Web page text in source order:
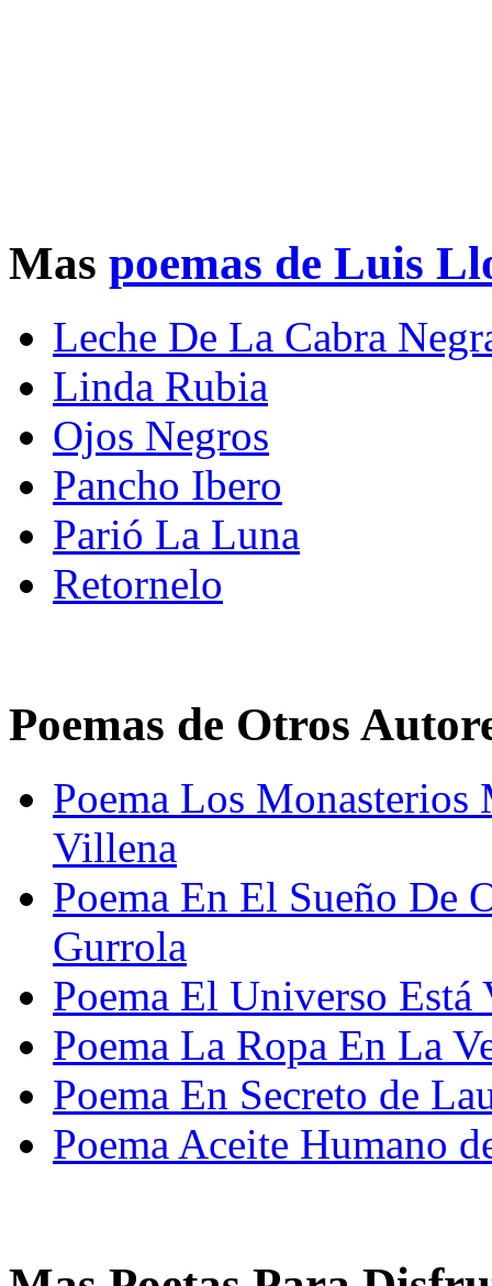
Mas poemas de Luis
Leche De La Cabra
Linda Rubia
Ojos Negros
Pancho Ibero
Parió La Luna
Retornelo
Poemas de Otros
Poema Los
Villena
Poema En El Sueño De
Gurrola
Poema El Universo
Poema La Ropa En La
Poema En Secreto de
Poema Aceite Humano